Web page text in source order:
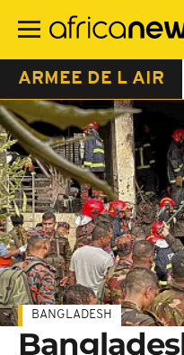
contenu
ARMEE DE L AIR
BANGLADESH